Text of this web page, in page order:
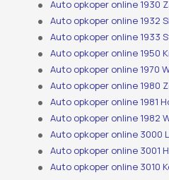
Auto opkoper online 1930
Auto opkoper online 1932
Auto opkoper online 1933
Auto opkoper online 1950
Auto opkoper online 1970
Auto opkoper online 1980
Auto opkoper online 1981
Auto opkoper online 1982
Auto opkoper online 3000
Auto opkoper online 3001
Auto opkoper online 3010